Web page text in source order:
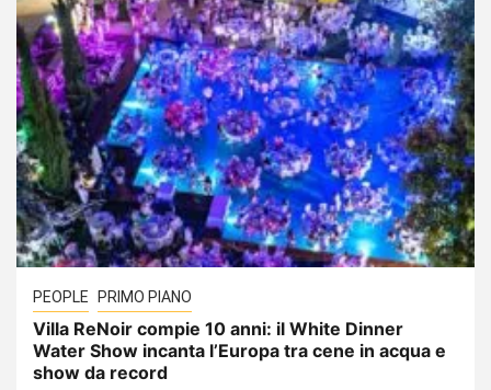
PEOPLE PRIMO PIANO
Villa ReNoir compie 10 anni: il White Dinner
Water Show incanta l’Europa tra cene in acqua e
show da record